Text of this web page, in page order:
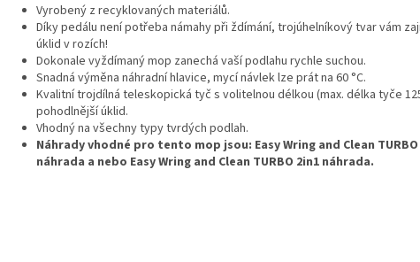
Vyrobený z recyklovaných materiálů.
Díky pedálu není potřeba námahy při ždímání, trojúhelníkový tvar vám
úklid v rozích!
Dokonale vyždímaný mop zanechá vaší podlahu rychle suchou.
Snadná výměna náhradní hlavice, mycí návlek lze prát na 60 °C.
Kvalitní trojdílná teleskopická tyč s volitelnou délkou (max. délka tyče
pohodlnější úklid.
Vhodný na všechny typy tvrdých podlah.
Náhrady vhodné pro tento mop jsou: Easy Wring and Clean
náhrada a nebo Easy Wring and Clean TURBO 2in1 náhrada.